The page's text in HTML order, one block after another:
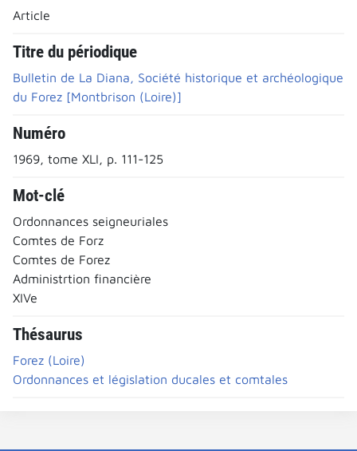
Article
Titre du périodique
Bulletin de La Diana, Société historique et archéologique
du Forez [Montbrison (Loire)]
Numéro
1969, tome XLI, p. 111-125
Mot-clé
Ordonnances seigneuriales
Comtes de Forz
Comtes de Forez
Administrtion financière
XIVe
Thésaurus
Forez (Loire)
Ordonnances et législation ducales et comtales